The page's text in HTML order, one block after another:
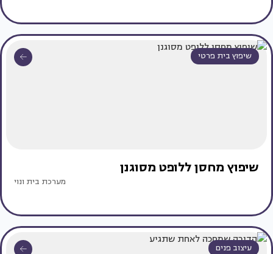
שיפוץ בית פרטי
שיפוץ מחסן ללופט מסוגנן
מערכת בית ונוי
עיצוב פנים